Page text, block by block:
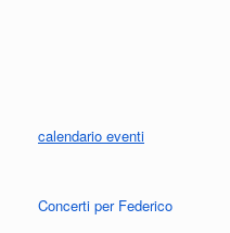
calendario eventi
Concerti per Federico